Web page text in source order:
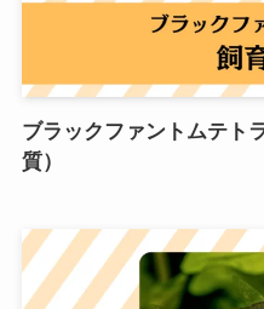
ブラックファントムテト
質）